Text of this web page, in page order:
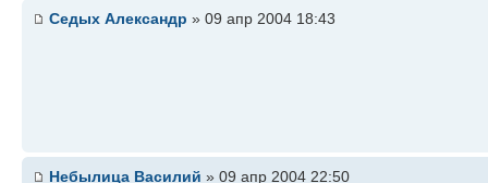
Седых Александр » 09 апр 2004 18:43
Небылица Василий » 09 апр 2004 22:50